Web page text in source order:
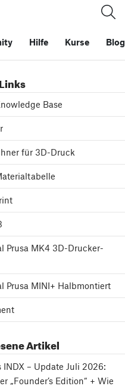
Hilfe Kurse Blog
Base
für 3D-Druck
Prusa MK4 3D-Drucker-
Prusa MINI+ Halbmontiert
Artikel
INDX – Update Juli 2026:
„Founder’s Edition“ + Wie